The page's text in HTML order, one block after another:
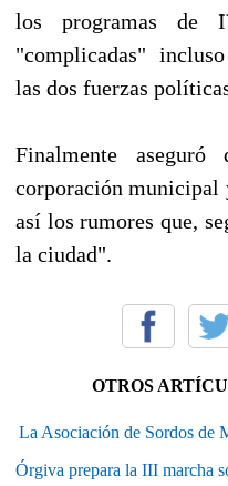
los programas
"complicadas"
las dos fuerzas
Finalmente
corporación municipal
así los rumores que,
la ciudad".
OTROS
La Asociación de Sordos
Órgiva prepara la III marcha